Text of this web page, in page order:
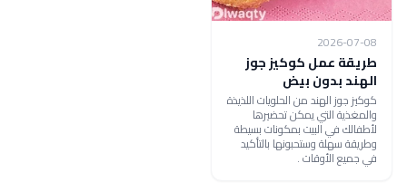
2026-07-08
طريقة عمل كوكيز جوز
الهند بدون بيض
كوكيز جوز الهند من الحلويات اللذيذة
والمغذية التي يمكن تحضيرها
لأطفالك في البيت بمكونات بسيطة
وطريقة سهلة وستحبونها بالتأكيد
في جميع الأوقات .